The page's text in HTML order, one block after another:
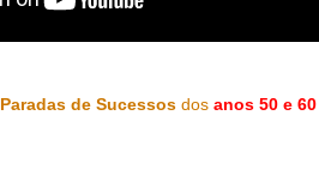
Paradas de Sucessosdos anos 50 e 60